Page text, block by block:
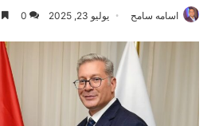
اسامه سامح يوليو 23, 2025 0